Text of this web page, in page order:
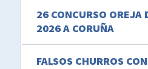
26 CONCURSO OREJA
2026 A CORUÑA
FALSOS CHURROS